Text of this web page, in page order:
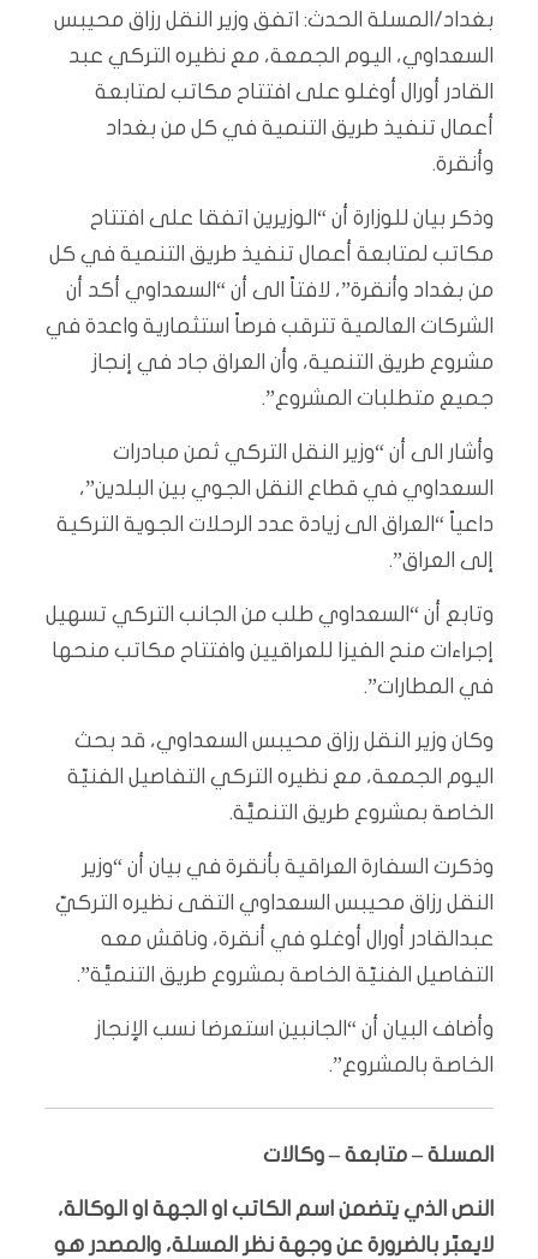
بغداد/المسلة الحدث: اتفق وزير النقل رزاق محيبس
السعداوي، اليوم الجمعة، مع نظيره التركي عبد
القادر أورال أوغلو على افتتاح مكاتب لمتابعة
أعمال تنفيذ طريق التنمية في كل من بغداد
وأنقرة.
وذكر بيان للوزارة أن “الوزيرين اتفقا على افتتاح
مكاتب لمتابعة أعمال تنفيذ طريق التنمية في كل
من بغداد وأنقرة”، لافتاً الى أن “السعداوي أكد أن
الشركات العالمية تترقب فرصاً استثمارية واعدة في
مشروع طريق التنمية، وأن العراق جاد في إنجاز
جميع متطلبات المشروع”.
وأشار الى أن “وزير النقل التركي ثمن مبادرات
السعداوي في قطاع النقل الجوي بين البلدين”،
داعياً “العراق الى زيادة عدد الرحلات الجوية التركية
إلى العراق”.
وتابع أن “السعداوي طلب من الجانب التركي تسهيل
إجراءات منح الفيزا للعراقيين وافتتاح مكاتب منحها
في المطارات”.
وكان وزير النقل رزاق محيبس السعداوي، قد بحث
اليوم الجمعة، مع نظيره التركي التفاصيل الفنيّة
الخاصة بمشروع طريق التنميَّة.
وذكرت السفارة العراقية بأنقرة في بيان أن “وزير
النقل رزاق محيبس السعداوي التقى نظيره التركيّ
عبدالقادر أورال أوغلو في أنقرة، وناقش معه
التفاصيل الفنيّة الخاصة بمشروع طريق التنميَّة”.
وأضاف البيان أن “الجانبين استعرضا نسب الإنجاز
الخاصة بالمشروع”.
المسلة – متابعة – وكالات
النص الذي يتضمن اسم الكاتب او الجهة او الوكالة،
لايعبّر بالضرورة عن وجهة نظر المسلة، والمصدر هو